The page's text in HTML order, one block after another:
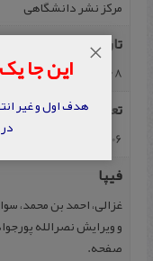
مرکز نشر دانشگاهی
تاریخ نشر
1368
تعداد صفحه
106
فیپا
غزالی، احمد بن محمد،
صفحه.
این جا
هدف اول و غیر
×